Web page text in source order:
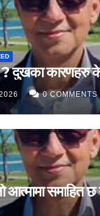
दुखका कारणहरु
0 COMMENTS
आत्मामा समाहित छ